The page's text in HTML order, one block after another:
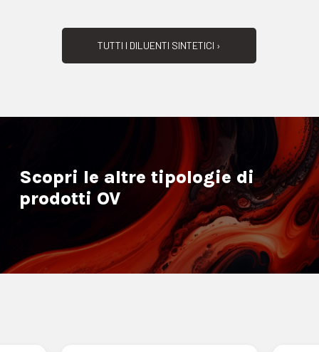
TUTTI I DILUENTI SINTETICI ›
Scopri le altre tipologie di
prodotti OV